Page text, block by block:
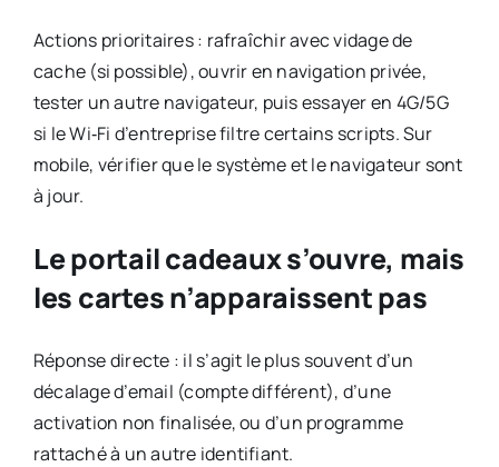
Actions prioritaires : rafraîchir avec vidage de
cache (si possible), ouvrir en navigation privée,
tester un autre navigateur, puis essayer en 4G/5G
si le Wi‑Fi d’entreprise filtre certains scripts. Sur
mobile, vérifier que le système et le navigateur sont
à jour.
Le portail cadeaux s’ouvre, mais
les cartes n’apparaissent pas
Réponse directe : il s’agit le plus souvent d’un
décalage d’email (compte différent), d’une
activation non finalisée, ou d’un programme
rattaché à un autre identifiant.